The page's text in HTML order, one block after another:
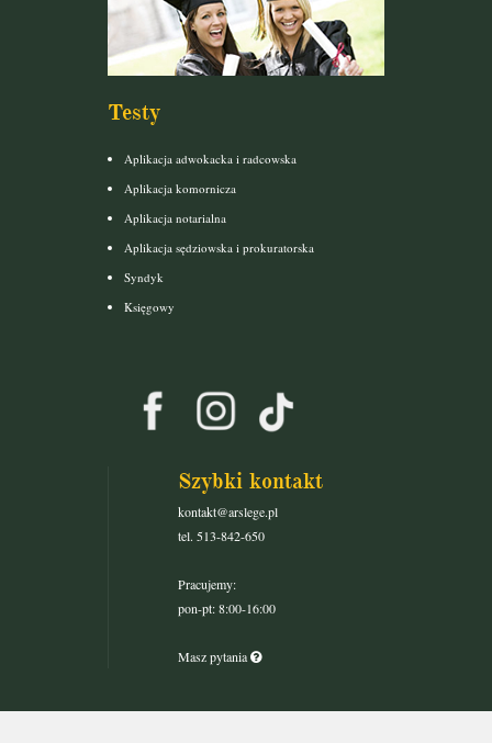
Testy
Aplikacja adwokacka i radcowska
Aplikacja komornicza
Aplikacja notarialna
Aplikacja sędziowska i prokuratorska
Syndyk
Księgowy
Szybki kontakt
kontakt@arslege.pl
tel. 513-842-650
Pracujemy:
pon-pt: 8:00-16:00
Masz pytania